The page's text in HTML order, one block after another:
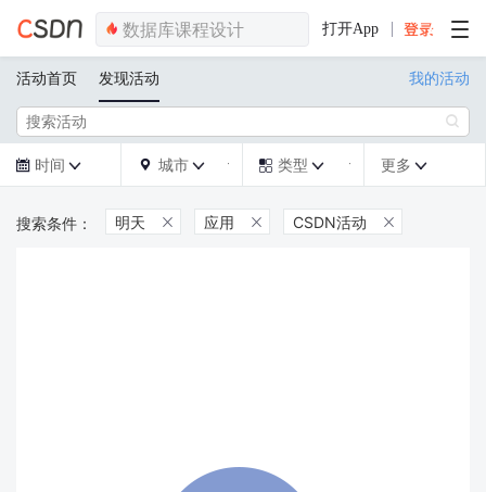
打开App
活动首页 发现活动 我的活动

 时间   城市   类型  更多 
明天  应用  CSDN活动 